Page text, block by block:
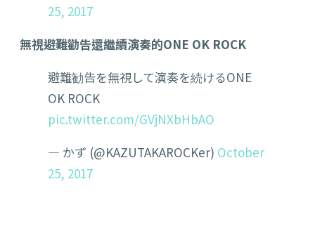
25, 2017
無視避難勸告還繼續演奏的ONE OK ROCK
避難勧告を無視して演奏を続けるONE
OK ROCK
pic.twitter.com/GVjNXbHbAO
— かず (@KAZUTAKAROCKer) October
25, 2017